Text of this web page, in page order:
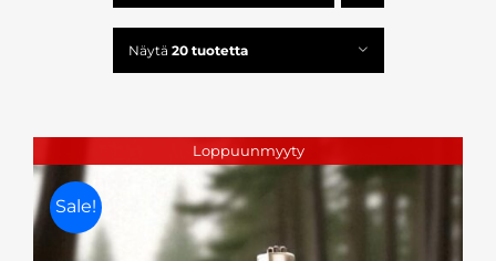
Näytä 20 tuotetta
Loppuunmyyty
Sale!